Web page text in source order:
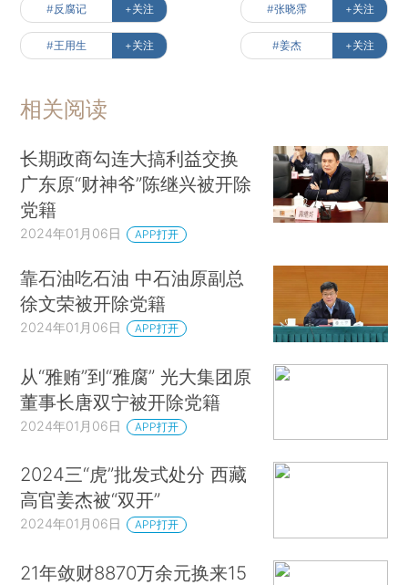
#反腐记 +关注 #张晓霈 +关注
#王用生 +关注 #姜杰 +关注
相关阅读
长期政商勾连大搞利益交换
广东原“财神爷”陈继兴被开除
党籍
2024年01月06日 APP打开
靠石油吃石油 中石油原副总
徐文荣被开除党籍
2024年01月06日 APP打开
从“雅贿”到“雅腐” 光大集团原
董事长唐双宁被开除党籍
2024年01月06日 APP打开
2024三“虎”批发式处分 西藏
高官姜杰被“双开”
2024年01月06日 APP打开
21年敛财8870万余元换来15